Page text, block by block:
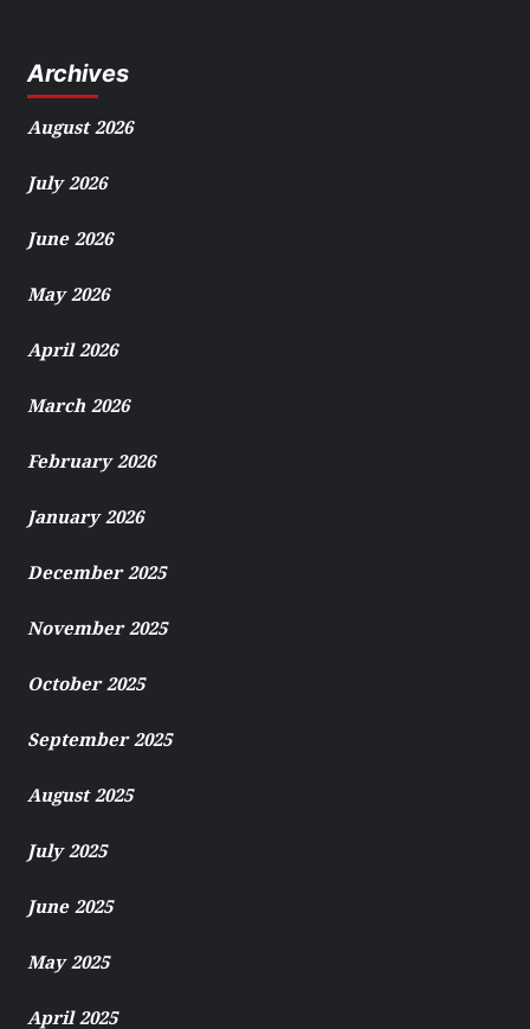
Archives
August 2026
July 2026
June 2026
May 2026
April 2026
March 2026
February 2026
January 2026
December 2025
November 2025
October 2025
September 2025
August 2025
July 2025
June 2025
May 2025
April 2025